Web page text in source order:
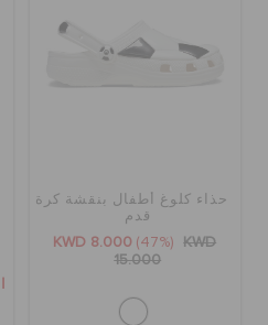
حذاء كلوغ أطفال بنقشة كرة
قدم
KWD 8.000 (47%)
KWD
15.000